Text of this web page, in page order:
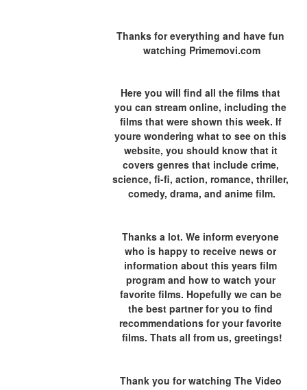
Thanks for everything and have fun
watching Primemovi.com
Here you will find all the films that
you can stream online, including the
films that were shown this week. If
youre wondering what to see on this
website, you should know that it
covers genres that include crime,
science, fi-fi, action, romance, thriller,
comedy, drama, and anime film.
Thanks a lot. We inform everyone
who is happy to receive news or
information about this years film
program and how to watch your
favorite films. Hopefully we can be
the best partner for you to find
recommendations for your favorite
films. Thats all from us, greetings!
Thank you for watching The Video